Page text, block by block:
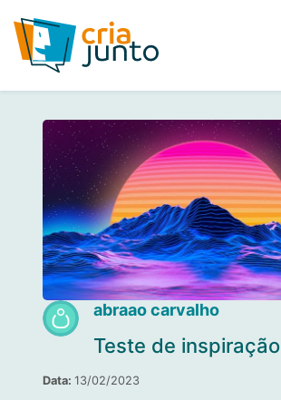
abraao carvalho
Teste de inspiração
Data: 13/02/2023